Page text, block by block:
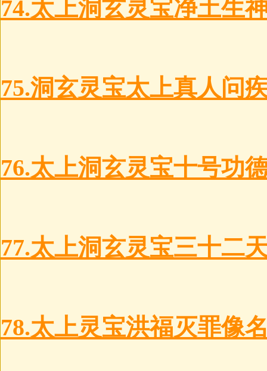
74.太上洞玄灵宝净土生
75.洞玄灵宝太上真人问
76.太上洞玄灵宝十号功
77.太上洞玄灵宝三十二
78.太上灵宝洪福灭罪像